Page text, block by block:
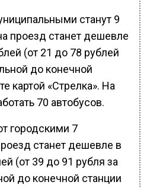
станут 9
проезд станет дешевле
(от 21 до 78 рублей
до конечной
картой «Стрелка». На
70 автобусов.
городскими 7
станет дешевле в
(от 39 до 91 рубля за
до конечной станции